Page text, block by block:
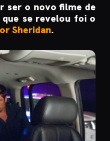
ser o novo filme de
que se revelou foi o
Sheridan.